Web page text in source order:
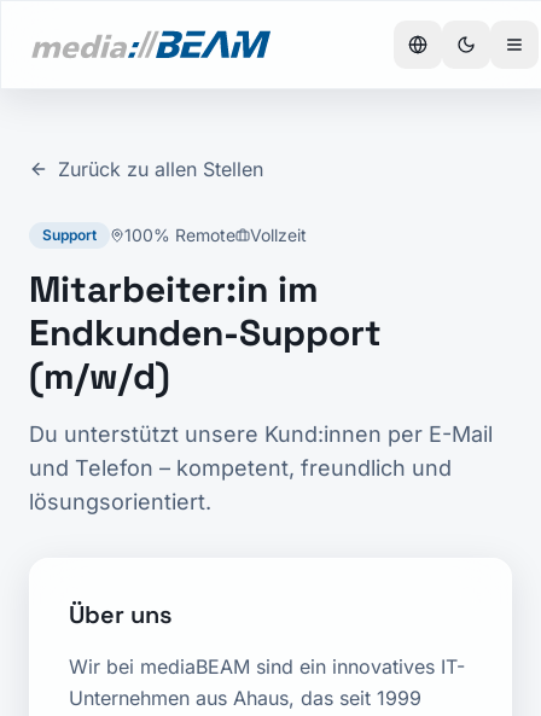
Zurück zu allen Stellen
Support 100% Remote Vollzeit
Mitarbeiter:in im
Endkunden-Support
(m/w/d)
Du unterstützt unsere Kund:innen per E-Mail
und Telefon – kompetent, freundlich und
lösungsorientiert.
Über uns
Wir bei mediaBEAM sind ein innovatives IT-
Unternehmen aus Ahaus, das seit 1999